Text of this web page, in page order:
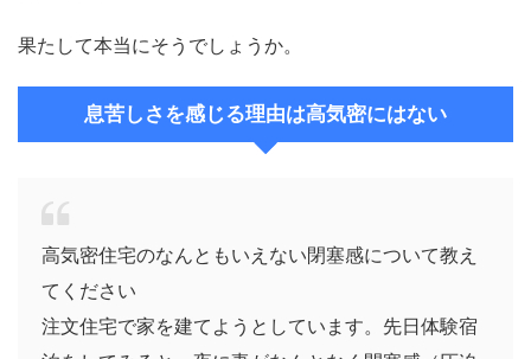
果たして本当にそうでしょうか。
息苦しさを感じる理由は高気密にはない
高気密住宅のなんともいえない閉塞感について教え
てください
注文住宅で家を建てようとしています。先日体験宿